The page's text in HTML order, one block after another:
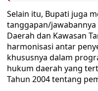
Selain itu, Bupati juga
tanggapan/
Daerah dan Kawasan
harmonisasi antar
khususnya dalam
hukum daerah yang
Tahun 2004 tentang